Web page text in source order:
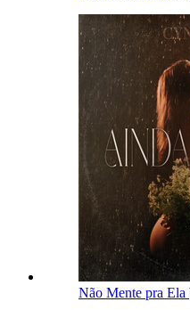
Não Mente pra Ela